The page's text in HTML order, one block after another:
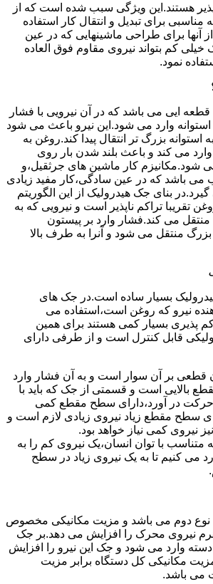
هستند.این ویژگی سبب شده است که از
مناسبی برای تبدیل و انتقال کار استفاده
آنها برای طراحی ماشینهایی که در عین
کم بتواند نیروی مقاوم فوق العاده
نمود.
ایی می باشد که در آن نیرویی با فشار
وارد می شود.این نیرو باعث می شود
استوانه بزرگ تر انتقال پیدا کند.روغن به
می کند و باعث بلند شدن بار روی
شود.مکانیزم کار ماشین های جرثقیل،و
می باشد که در عین سادگی،کار مفید زیادی
بنای جک هیدرولیک از این الگوریتم
تقریبا تراکم ناپذیر است و نیرویی که به
می کند.فشار وارد بر پیستون
منتقل می شود و آنرا به طرف بالا
بسیار ساده است.در جک های
نیرو که روغن است،استفاده می
پذیری بسیار کمی هستند برای همین
قابل کنترل است و از طرفی دارای
بر آن سوار است و به آن فشار وارد
بالایی است و قسمتی از جک که باید با
حرکت در آورد،دارای سطح مقطع کمی
سطح مقطع زیاد نیروی زیادی لازم است و
نیروی کمی نیاز خواهد بود.
متناسب با توان انسان،یک نیروی کم را به
کنیم تا به یک نیروی زیاد در سطح
نوع دوم می باشد و مزیت مکانیکی مخصوص
نیروی محرک را افزایش می دهد.بر جک
وارد می شود و جک این نیرو را افزایش
مکانیکی کل دستگاه برابر مزیت
می باشد.